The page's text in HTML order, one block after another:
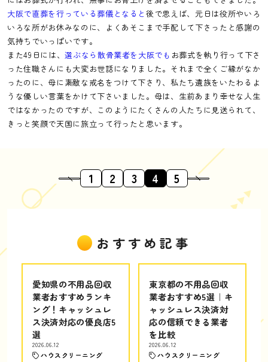
大阪で直葬を行っている葬儀となると後で思えば、元日は役所やいろ
いろな所がお休みなのに、よくあそこまで手配して下さったと感謝の
気持ちでいっぱいです。
また49日には、選ぶなら散骨業者を大阪でも お葬式を執り行って下さ
った住職さんにも大変お世話になりました。それまで全くご縁がなか
ったのに、母に素敵な戒名をつけて下さり、私たち遺族をいたわるよ
うな優しい言葉をかけて下さいました。母は、生前あまり幸せな人生
ではなかったのですが、このようにたくさんの人たちに見送られて、
きっと笑顔で天国に旅立って行ったと思います。
1 2 3 4 5
おすすめ記事
愛知県の不用品回収
業者おすすめランキ
ング！キャッシュレ
ス決済対応の優良店5
選
2026.06.12
ハウスクリーニング
東京都の不用品回収
業者おすすめ5選｜キ
ャッシュレス決済対
応の信頼できる業者
を比較
2026.06.12
ハウスクリーニング